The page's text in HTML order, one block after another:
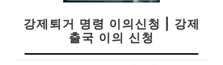
강제퇴거 명령 이의신청 | 강제
출국 이의 신청